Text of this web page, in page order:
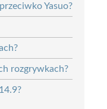
Yasuo?
rozgrywkach?